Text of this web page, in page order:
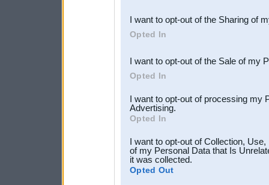
Downstream Participants
third parties.
I want to opt-out of the Sharing of
Opted In
I want to opt-out of the Sale of my
Opted In
I want to opt-out of processing my
Advertising.
Opted In
I want to opt-out of Collection,
of my Personal Data that Is
it was collected.
Opted Out